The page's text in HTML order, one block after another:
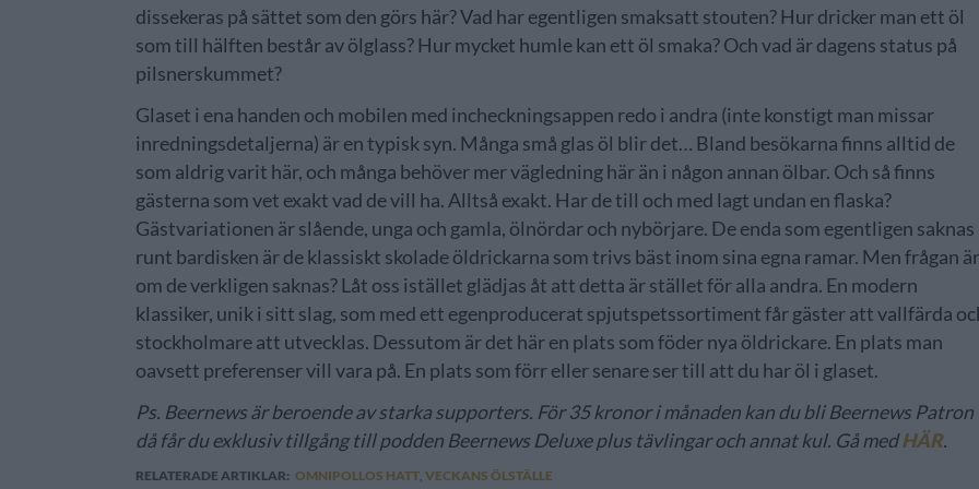
dissekeras på sättet som den görs här? Vad har egentligen smaksatt stouten? Hur dricker man ett öl
som till hälften består av ölglass? Hur mycket humle kan ett öl smaka? Och vad är dagens status på
pilsnerskummet?
Glaset i ena handen och mobilen med incheckningsappen redo i andra (inte konstigt man missar
inredningsdetaljerna) är en typisk syn. Många små glas öl blir det… Bland besökarna finns alltid de
som aldrig varit här, och många behöver mer vägledning här än i någon annan ölbar. Och så finns
gästerna som vet exakt vad de vill ha. Alltså exakt. Har de till och med lagt undan en flaska?
Gästvariationen är slående, unga och gamla, ölnördar och nybörjare. De enda som egentligen saknas
runt bardisken är de klassiskt skolade öldrickarna som trivs bäst inom sina egna ramar. Men frågan är
om de verkligen saknas? Låt oss istället glädjas åt att detta är stället för alla andra. En modern
klassiker, unik i sitt slag, som med ett egenproducerat spjutspetssortiment får gäster att vallfärda
stockholmare att utvecklas. Dessutom är det här en plats som föder nya öldrickare. En plats man
oavsett preferenser vill vara på. En plats som förr eller senare ser till att du har öl i glaset.
Ps. Beernews är beroende av starka supporters. För 35 kronor i månaden kan du bli Beernews Patron
då får du exklusiv tillgång till podden Beernews Deluxe plus tävlingar och annat kul. Gå medHÄR.
RELATERADE ARTIKLAR: OMNIPOLLOS HATT ,VECKANS ÖLSTÄLLE